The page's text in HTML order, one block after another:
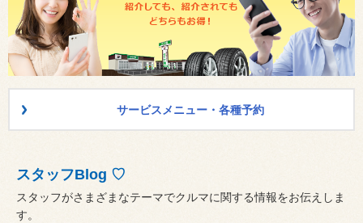
サービスメニュー・各種予約
スタッフBlog ♡
スタッフがさまざまなテーマでクルマに関する情報をお伝えしま
す。